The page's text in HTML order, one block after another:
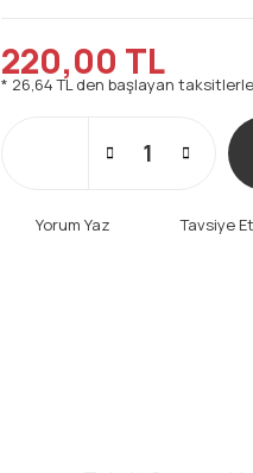
220,00 TL
* 26,64 TL den başlayan
Yorum Yaz Tavsiye Et